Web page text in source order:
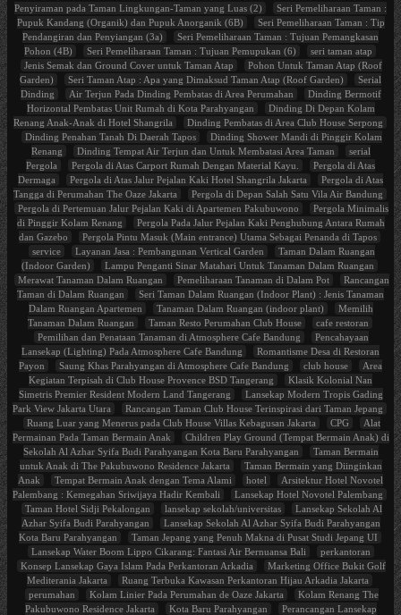
Penyiraman pada Taman Lingkungan-Taman yang Luas (2)
Seri Pemeliharaan Taman :
Pupuk Kandang (Organik) dan Pupuk Anorganik (6B)
Seri Pemeliharaan Taman : Tip
Pendangiran dan Penyiangan (3a)
Seri Pemeliharaan Taman : Tujuan Pemangkasan
Pohon (4B)
Seri Pemeliharaan Taman : Tujuan Pemupukan (6)
seri taman atap
Jenis Semak dan Ground Cover untuk Taman Atap
Pohon Untuk Taman Atap (Roof
Garden)
Seri Taman Atap : Apa yang Dimaksud Taman Atap (Roof Garden)
Serial
Dinding
Air Terjun Pada Dinding Pembatas di Area Perumahan
Dinding Bermotif
Horizontal Pembatas Unit Rumah di Kota Parahyangan
Dinding Di Depan Kolam
Renang Anak-Anak di Hotel Shangrila
Dinding Pembatas di Area Club House Serpong
Dinding Penahan Tanah Di Daerah Tapos
Dinding Shower Mandi di Pinggir Kolam
Renang
Dinding Tempat Air Terjun dan Untuk Membatasi Area Taman
serial
Pergola
Pergola di Atas Carport Rumah Dengan Material Kayu.
Pergola di Atas
Dermaga
Pergola di Atas Jalur Pejalan Kaki Hotel Shangrila Jakarta
Pergola di Atas
Tangga di Perumahan The Oaze Jakarta
Pergola di Depan Salah Satu Vila Air Bandung
Pergola di Pertemuan Jalur Pejalan Kaki di Apartemen Pakubuwono
Pergola Minimalis
di Pinggir Kolam Renang
Pergola Pada Jalur Pejalan Kaki Penghubung Antara Rumah
dan Gazebo
Pergola Pintu Masuk (Main entrance) Utama Sebagai Penanda di Tapos
service
Layanan Jasa : Pembangunan Vertical Garden
Taman Dalam Ruangan
(Indoor Garden)
Lampu Penganti Sinar Matahari Untuk Tanaman Dalam Ruangan
Merawat Tanaman Dalam Ruangan
Pemeliharaan Tanaman di Dalam Pot
Rancangan
Taman di Dalam Ruangan
Seri Taman Dalam Ruangan (Indoor Plant) : Jenis Tanaman
Dalam Ruangan Apartemen
Tanaman Dalam Ruangan (indoor plant)
Memilih
Tanaman Dalam Ruangan
Taman Resto Perumahan Club House
cafe restoran
Pemilihan dan Penataan Tanaman di Atmosphere Cafe Bandung
Pencahayaan
Lansekap (Lighting) Pada Atmosphere Cafe Bandung
Romantisme Desa di Restoran
Payon
Saung Khas Parahyangan di Atmosphere Cafe Bandung club house
Area
Kegiatan Terpisah di Club House Provence BSD Tangerang
Klasik Kolonial Nan
Simetris Premier Resident Modern Land Tangerang
Lansekap Modern Tropis Gading
Park View Jakarta Utara
Rancangan Taman Club House Terinspirasi dari Taman Jepang
Ruang Luar yang Menerus pada Club House Villas Kebagusan Jakarta
CPG
Alat
Permainan Pada Taman Bermain Anak
Children Play Ground (Tempat Bermain Anak) di
Sekolah Al Azhar Syifa Budi Parahyangan Kota Baru Parahyangan
Taman Bermain
untuk Anak di The Pakubuwono Residence Jakarta
Taman Bermain yang Diinginkan
Anak
Tempat Bermain Anak dengan Tema Alami hotel
Arsitektur Hotel Novotel
Palembang : Kemegahan Sriwijaya Hadir Kembali
Lansekap Hotel Novotel Palembang
Taman Hotel Sidji Pekalongan
lansekap sekolah/universitas
Lansekap Sekolah Al
Azhar Syifa Budi Parahyangan
Lansekap Sekolah Al Azhar Syifa Budi Parahyangan
Kota Baru Parahyangan
Taman Jepang yang Penuh Makna di Pusat Studi Jepang UI
Lansekap Water Boom Lippo Cikarang: Fantasi Air Bernuansa Bali
perkantoran
Konsep Lansekap Gaya Islam Pada Perkantoran Arkadia
Marketing Office Bukit Golf
Mediterania Jakarta
Ruang Terbuka Kawasan Perkantoran Hijau Arkadia Jakarta
perumahan
Kolam Linier Pada Perumahan de Oaze Jakarta
Kolam Renang The
Pakubuwono Residence Jakarta
Kota Baru Parahyangan
Perancangan Lansekap